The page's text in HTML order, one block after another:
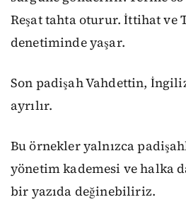
Reşat tahta oturur. İttihat ve
denetiminde yaşar.
Son padişah Vahdettin,
ayrılır.
Bu örnekler yalnızca
yönetim kademesi ve halka
bir yazıda değinebiliriz.